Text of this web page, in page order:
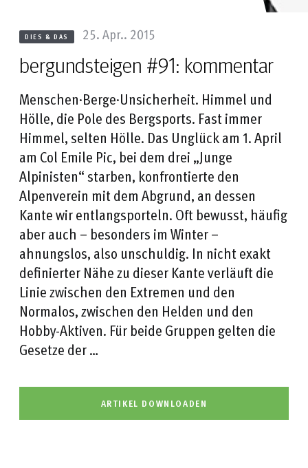
bergundsteigen #91: kommentar
DIES & DAS 25. Apr.. 2015
Menschen·Berge·Unsicherheit. Himmel und
Hölle, die Pole des Bergsports. Fast immer
Himmel, selten Hölle. Das Unglück am 1. April
am Col Emile Pic, bei dem drei „Junge
Alpinisten“ starben, konfrontierte den
Alpenverein mit dem Abgrund, an dessen
Kante wir entlangsporteln. Oft bewusst, häufig
aber auch – besonders im Winter –
ahnungslos, also unschuldig. In nicht exakt
definierter Nähe zu dieser Kante verläuft die
Linie zwischen den Extremen und den
Normalos, zwischen den Helden und den
Hobby-Aktiven. Für beide Gruppen gelten die
Gesetze der …
ARTIKEL DOWNLOADEN